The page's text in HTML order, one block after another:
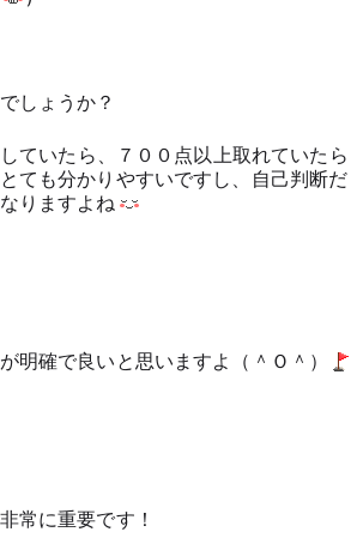
しょうか？
ていたら、７００点以上取れていたら
ても分かりやすいですし、自己判断だ
りますよね
明確で良いと思いますよ（＾Ｏ＾）
常に重要です！